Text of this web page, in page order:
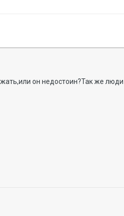
он недостоин?Так же